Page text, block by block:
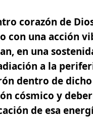
corazón de
con una acción
en una
a la
dentro de
cósmico y
de esa